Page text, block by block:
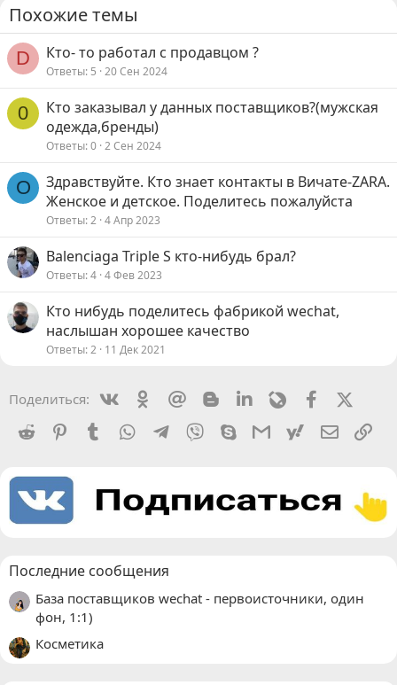
и
:
Похожие темы
D Кто- то работал с продавцом ?
Ответы 5 20 Сен 2024
0
Кто заказывал у данных поставщиков?(мужская
одежда,бренды)
Ответы 0 2 Сен 2024
О
Здравствуйте. Кто знает контакты в Вичате-ZARA.
Женское и детское. Поделитесь пожалуйста
Ответы 2 4 Апр 2023
Balenciaga Triple S кто-нибудь брал?
Ответы 4 4 Фев 2023
Кто нибудь поделитесь фабрикой wechat,
наслышан хорошее качество
Ответы 2 11 Дек 2021
Поделиться: VkontakteOdnoklassniki
Mail.ru BloggerLinkedinLivejournalFacebook
Reddit
PinterestTumblr WhatsAppTelegram
Viber SkypeGmailyahoomail
Последние сообщения
База поставщиков wechat - первоисточники, один
фон, 1:1)
Косметика